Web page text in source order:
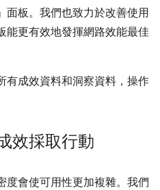
面板。我們也致力於改善使用
能更有效地發揮網路效能最佳
有成效資料和洞察資料，操作
效採取行動
度會使可用性更加複雜。我們